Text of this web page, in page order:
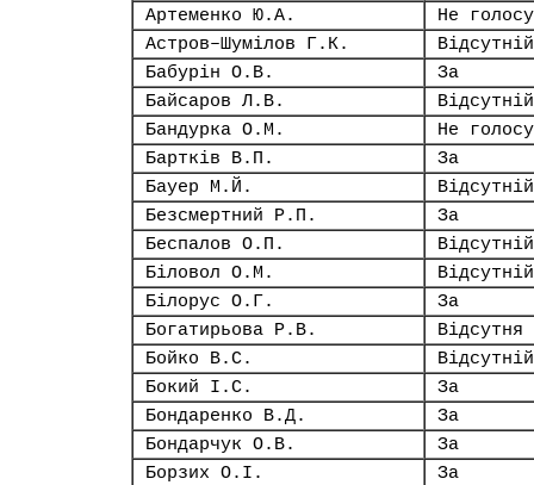
Артеменко Ю.А.
Не
Астров–Шумілов Г.К.
Відсутній
Бабурін О.В.
За
Байсаров Л.В.
Відсутній
Бандурка О.М.
Не
Бартків В.П.
За
Бауер М.Й.
Відсутній
Безсмертний Р.П.
За
Беспалов О.П.
Відсутній
Біловол О.М.
Відсутній
Білорус О.Г.
За
Богатирьова Р.В.
Відсутня
Бойко В.С.
Відсутній
Бокий І.С.
За
Бондаренко В.Д.
За
Бондарчук О.В.
За
Борзих О.І.
За